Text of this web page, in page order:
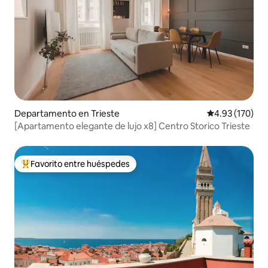
Departamento en Trieste Calificación
4.93 (170)
[Apartamento elegante de lujo x8] Centro Storico Trieste
De los mejores en Favorito entre huéspedes
Favorito entre huéspedes